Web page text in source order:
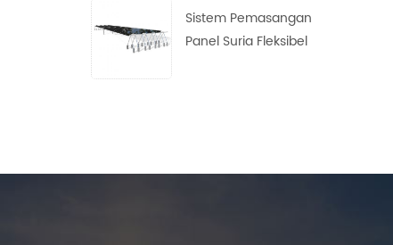
Sistem Pemasangan
Panel Suria Fleksibel